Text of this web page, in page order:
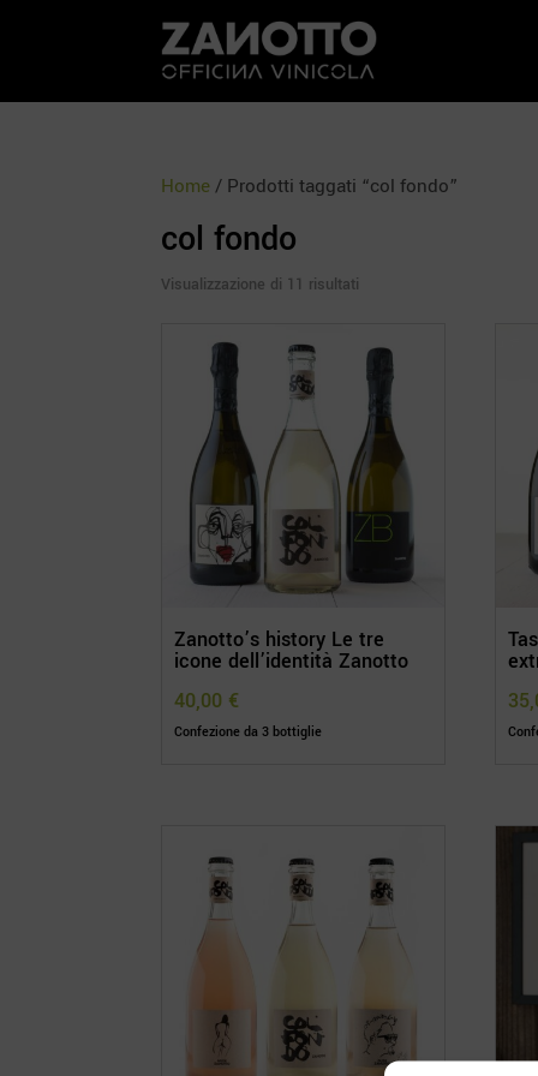
Home/ Prodotti taggati “col fondo”
col fondo
Visualizzazione di 11 risultati
base
più
recente
Zanotto’s history Le tre
icone dell’identità Zanotto
40,00 €
Confezione da 3 bottiglie